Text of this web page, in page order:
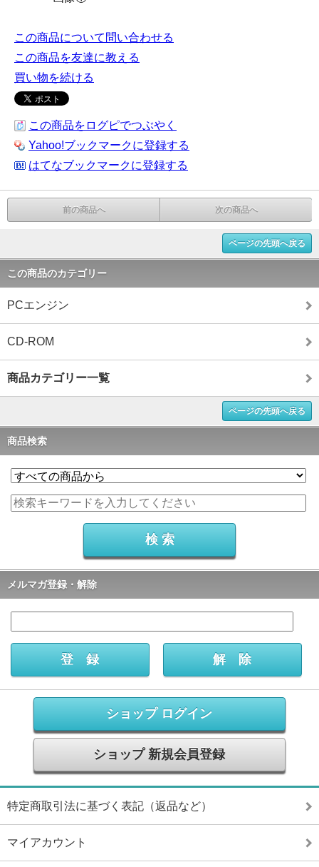
この商品について問い合わせる
この商品を友達に教える
買い物を続ける
この商品をログピでつぶやく
Yahoo!ブックマークに登録する
はてなブックマークに登録する
前の商品へ 次の商品へ
ページの先頭へ戻る
この商品のカテゴリー
PCエンジン
CD-ROM
商品カテゴリー一覧
ページの先頭へ戻る
商品検索
メルマガ登録・解除
ショップ ログイン
ショップ 新規会員登録
特定商取引法に基づく表記（返品など）
マイアカウント